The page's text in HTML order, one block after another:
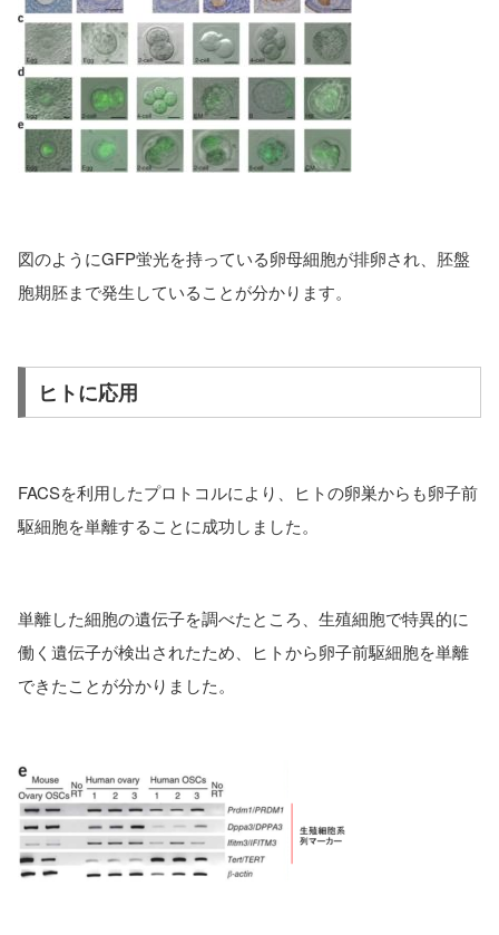
図のようにGFP蛍光を持っている卵母細胞が排卵され、胚盤
胞期胚まで発生していることが分かります。
ヒトに応用
FACSを利用したプロトコルにより、ヒトの卵巣からも卵子前
駆細胞を単離することに成功しました。
単離した細胞の遺伝子を調べたところ、生殖細胞で特異的に
働く遺伝子が検出されたため、ヒトから卵子前駆細胞を単離
できたことが分かりました。